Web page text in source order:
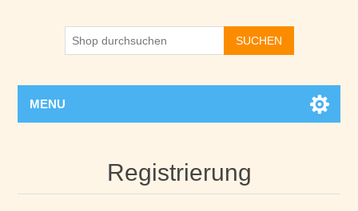
SUCHEN
MENU
Registrierung